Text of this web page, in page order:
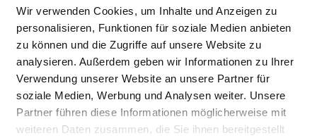
Wir verwenden Cookies, um Inhalte und Anzeigen zu
personalisieren, Funktionen für soziale Medien anbieten
zu können und die Zugriffe auf unsere Website zu
analysieren. Außerdem geben wir Informationen zu Ihrer
Verwendung unserer Website an unsere Partner für
soziale Medien, Werbung und Analysen weiter. Unsere
Partner führen diese Informationen möglicherweise mit
weiteren Daten zusammen, die Sie ihnen bereitgestellt
der Schwangerschaft, der
Geburt und des
Wochenbettes
INTENSIVSCHWANGERENSPRECHSTUNDE
Ambulanzarzt/-
ärztin:
Ermächtigung zur
ambulanten Behandlung
nach § 116 SGB V bzw. §